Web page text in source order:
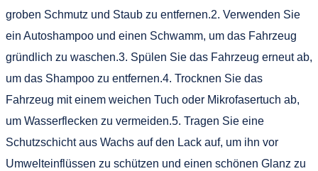
groben Schmutz und Staub zu entfernen.2. Verwenden Sie
ein Autoshampoo und einen Schwamm, um das Fahrzeug
gründlich zu waschen.3. Spülen Sie das Fahrzeug erneut ab,
um das Shampoo zu entfernen.4. Trocknen Sie das
Fahrzeug mit einem weichen Tuch oder Mikrofasertuch ab,
um Wasserflecken zu vermeiden.5. Tragen Sie eine
Schutzschicht aus Wachs auf den Lack auf, um ihn vor
Umwelteinflüssen zu schützen und einen schönen Glanz zu